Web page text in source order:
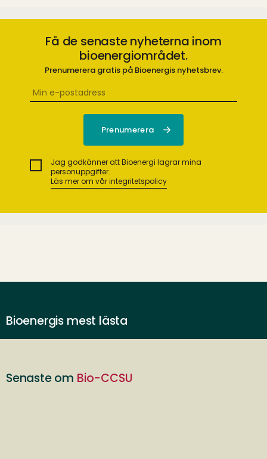
Få de senaste nyheterna inom
bioenergiområdet.
Prenumerera gratis på Bioenergis nyhetsbrev.
Jag godkänner att Bioenergi lagrar mina
personuppgifter.
Läs mer om vår integritetspolicy
Bioenergis mest lästa
Senaste om Bio-CCSU